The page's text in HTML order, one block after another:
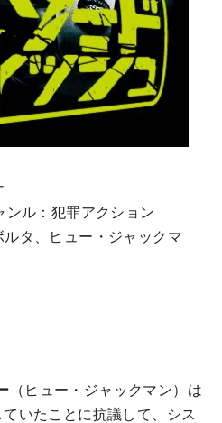
ル：犯罪アクション
タ、ヒュー・ジャックマ
（ヒュー・ジャックマン）は
いたことに抗議して、シス